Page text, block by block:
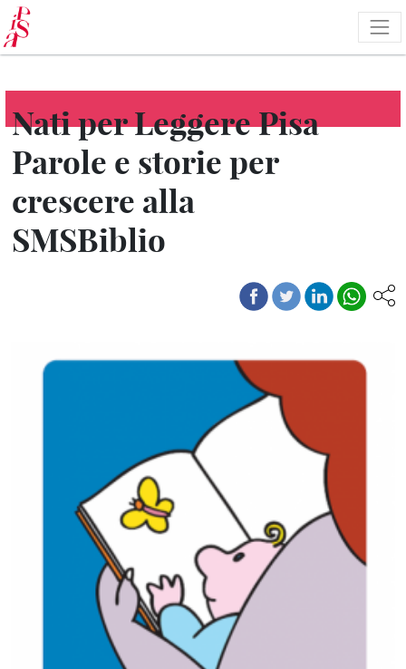
Salta
al
contenuto
principale
Nati per Leggere Pisa
Parole e storie per
crescere alla
SMSBiblio